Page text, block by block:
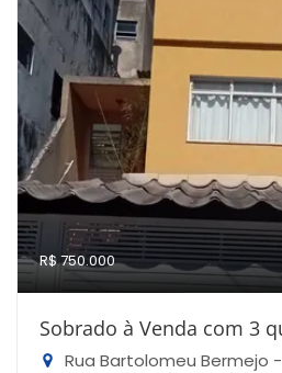
R$ 750.000
Sobrado à Venda com 3
Rua Bartolomeu Bermejo - Casa